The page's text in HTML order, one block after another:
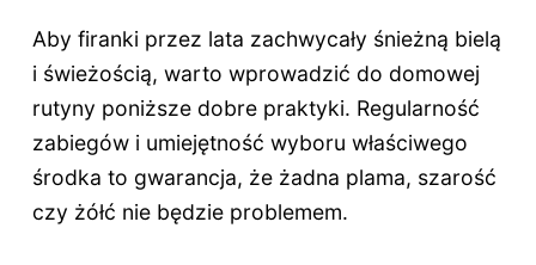
Aby firanki przez lata zachwycały śnieżną bielą
i świeżością, warto wprowadzić do domowej
rutyny poniższe dobre praktyki. Regularność
zabiegów i umiejętność wyboru właściwego
środka to gwarancja, że żadna plama, szarość
czy żółć nie będzie problemem.